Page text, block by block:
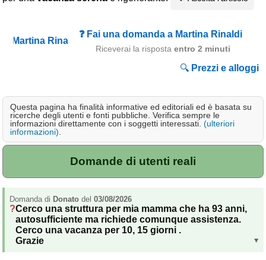
❓ Fai una domanda a Martina Rinaldi
Riceverai la risposta entro 2 minuti
🔍 Prezzi e alloggi
Questa pagina ha finalità informative ed editoriali ed è basata su
ricerche degli utenti e fonti pubbliche. Verifica sempre le
informazioni direttamente con i soggetti interessati. (ulteriori
informazioni)
Domande di utenti reali
Domanda di Donato del 03/08/2026
Cerco una struttura per mia mamma che ha 93 anni,
autosufficiente ma richiede comunque assistenza.
Cerco una vacanza per 10, 15 giorni .
Grazie
▸
Terme
Cerca le offerte per regione
Abruzzo(214)
Emilia - Romagna(228)
Friuli - Venezia Giulia
(39)